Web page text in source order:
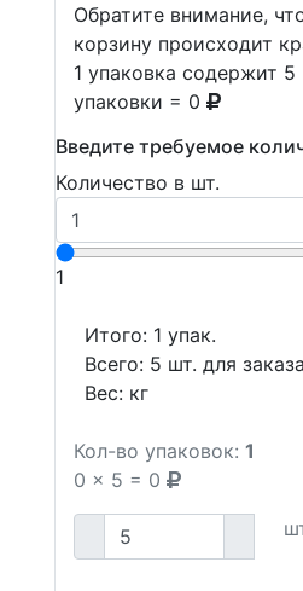
Обратите внимание,
корзину происходит
1 упаковка содержит 5
упаковки = 0
Введите требуемое
Количество в шт.
1
Итого: 1 упак.
Всего: 5 шт. для заказа
Вес: кг
Кол-во упаковок: 1
0 x 5 = 0